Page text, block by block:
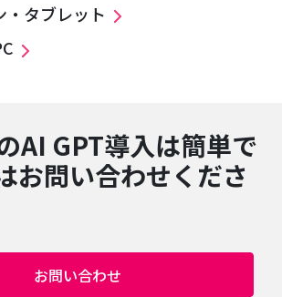
・タブレット
AI GPT導入は簡単で
お問い合わせくださ
お問い合わせ